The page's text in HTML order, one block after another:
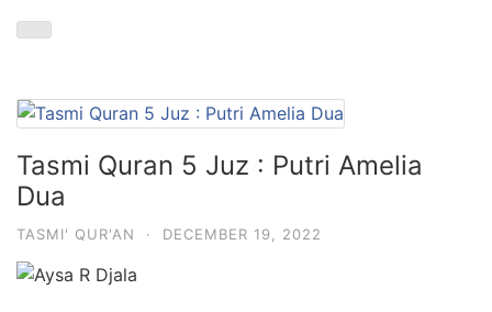
Tasmi Quran 5 Juz : Putri Amelia
Dua
TASMI' QUR'AN · DECEMBER 19, 2022